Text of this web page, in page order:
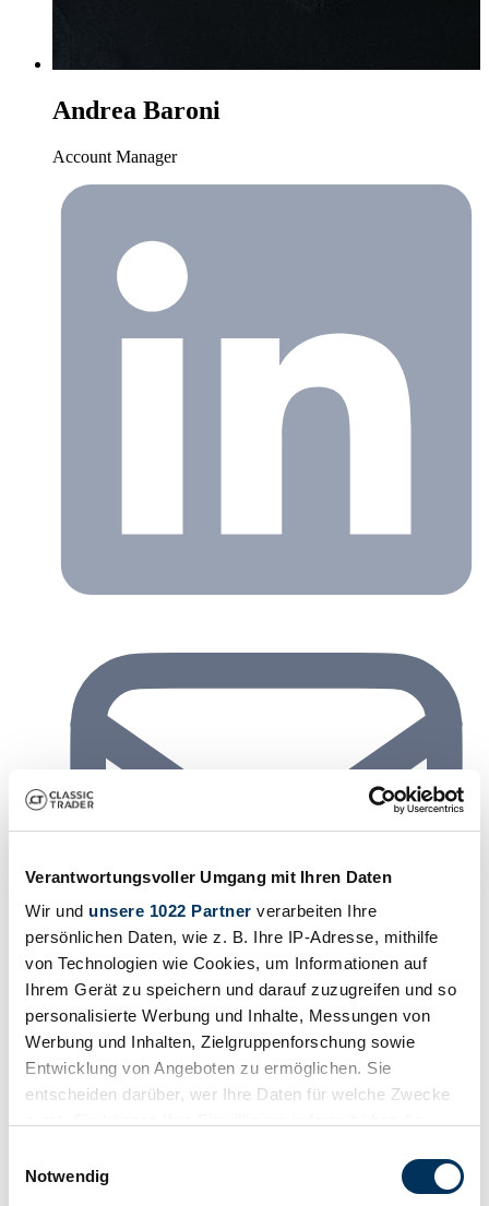
Verantwortungsvoller Umgang mit Ihren Daten
Wir und unsere 1022 Partner verarbeiten Ihre
persönlichen Daten, wie z. B. Ihre IP-Adresse, mithilfe
von Technologien wie Cookies, um Informationen auf
Ihrem Gerät zu speichern und darauf zuzugreifen und so
personalisierte Werbung und Inhalte, Messungen von
Werbung und Inhalten, Zielgruppenforschung sowie
Entwicklung von Angeboten zu ermöglichen. Sie
entscheiden darüber, wer Ihre Daten für welche Zwecke
Trigger Symbol ändern oder widerrufen
Notwendig
Andrea Baroni
Account Manager